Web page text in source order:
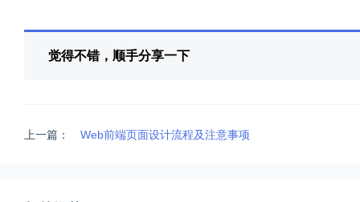
觉得不错，顺手分享一下
上一篇： Web前端页面设计流程及注意事项